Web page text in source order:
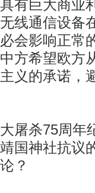
有巨大商业
线通信设备
会影响正常
方希望欧方
义的承诺，
杀75周年
国神社抗议
？